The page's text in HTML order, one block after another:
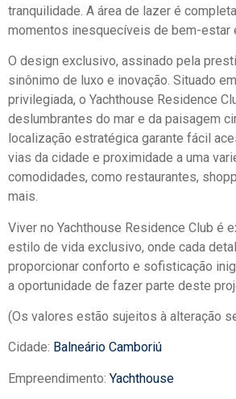
tranquilidade. A área de lazer é
momentos inesquecíveis de bem-estar
O design exclusivo, assinado pela
sinônimo de luxo e inovação. Situado
privilegiada, o Yachthouse Residence
deslumbrantes do mar e da paisagem
localização estratégica garante fácil
vias da cidade e proximidade a uma
comodidades, como restaurantes,
mais.
Viver no Yachthouse Residence Club é
estilo de vida exclusivo, onde cada
proporcionar conforto e sofisticação
a oportunidade de fazer parte deste
(Os valores estão sujeitos à alteração
Cidade: Balneário Camboriú
Empreendimento: Yachthouse